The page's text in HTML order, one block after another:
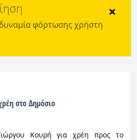
×
φόρτωσης χρήστη
στο Δημόσιο
Κουρή για χρέη προς το